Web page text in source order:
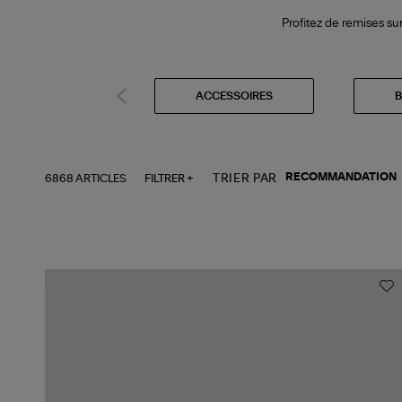
Profitez de remises
ACCESSOIRES
6868 ARTICLES FILTRER + TRIER PAR